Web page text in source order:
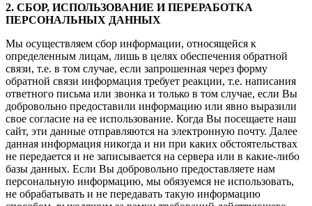
2. СБОР, ИСПОЛЬЗОВАНИЕ И ПЕРЕРАБОТКА
ПЕРСОНАЛЬНЫХ ДАННЫХ
Мы осуществляем сбор информации, относящейся к
определенным лицам, лишь в целях обеспечения обратной
связи, т.е. в том случае, если запрошенная через форму
обратной связи информация требует реакции, т.е. написания
ответного письма или звонка и только в том случае, если Вы
добровольно предоставили информацию или явно выразили
свое согласие на ее использование. Когда Вы посещаете наш
сайт, эти данные отправляются на электронную почту. Далее
данная информация никогда и ни при каких обстоятельствах
не передается и не записывается на сервера или в какие-либо
базы данных. Если Вы добровольно предоставляете нам
персональную информацию, мы обязуемся не использовать,
не обрабатывать и не передавать такую информацию